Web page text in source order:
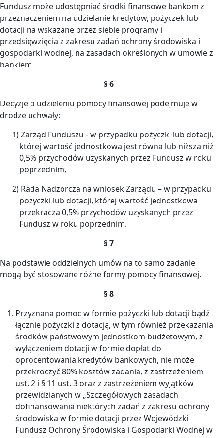
Fundusz może udostępniać środki finansowe bankom z
przeznaczeniem na udzielanie kredytów, pożyczek lub
dotacji na wskazane przez siebie programy i
przedsięwzięcia z zakresu zadań ochrony środowiska i
gospodarki wodnej, na zasadach określonych w umowie z
bankiem.
§ 6
Decyzje o udzieleniu pomocy finansowej podejmuje w
drodze uchwały:
1) Zarząd Funduszu - w przypadku pożyczki lub dotacji,
której wartość jednostkowa jest równa lub niższa niż
0,5% przychodów uzyskanych przez Fundusz w roku
poprzednim,
2) Rada Nadzorcza na wniosek Zarządu – w przypadku
pożyczki lub dotacji, której wartość jednostkowa
przekracza 0,5% przychodów uzyskanych przez
Fundusz w roku poprzednim.
§ 7
Na podstawie oddzielnych umów na to samo zadanie
mogą być stosowane różne formy pomocy finansowej.
§ 8
Przyznana pomoc w formie pożyczki lub dotacji bądź
łącznie pożyczki z dotacją, w tym również przekazania
środków państwowym jednostkom budżetowym, z
wyłączeniem dotacji w formie dopłat do
oprocentowania kredytów bankowych, nie może
przekroczyć 80% kosztów zadania, z zastrzeżeniem
ust. 2 i § 11 ust. 3 oraz z zastrzeżeniem wyjątków
przewidzianych w „Szczegółowych zasadach
dofinansowania niektórych zadań z zakresu ochrony
środowiska w formie dotacji przez Wojewódzki
Fundusz Ochrony Środowiska i Gospodarki Wodnej w